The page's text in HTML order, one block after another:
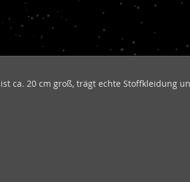
ca. 20 cm groß, trägt echte Stoffkleidung